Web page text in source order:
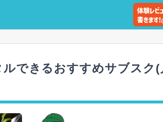
ルできるおすすめサブスク(